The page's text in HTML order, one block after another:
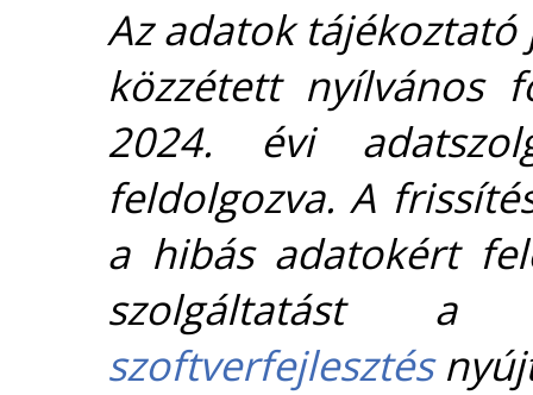
Az adatok
közzétett nyílvános
2024. évi
feldolgozva. A
a hibás adatokért
szolgáltatást
szoftverfejlesztés